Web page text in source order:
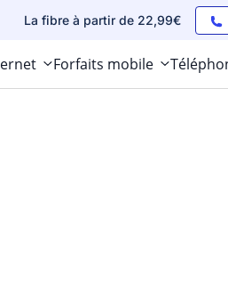
La fibre à partir de 22,99€
Forfaits mobile